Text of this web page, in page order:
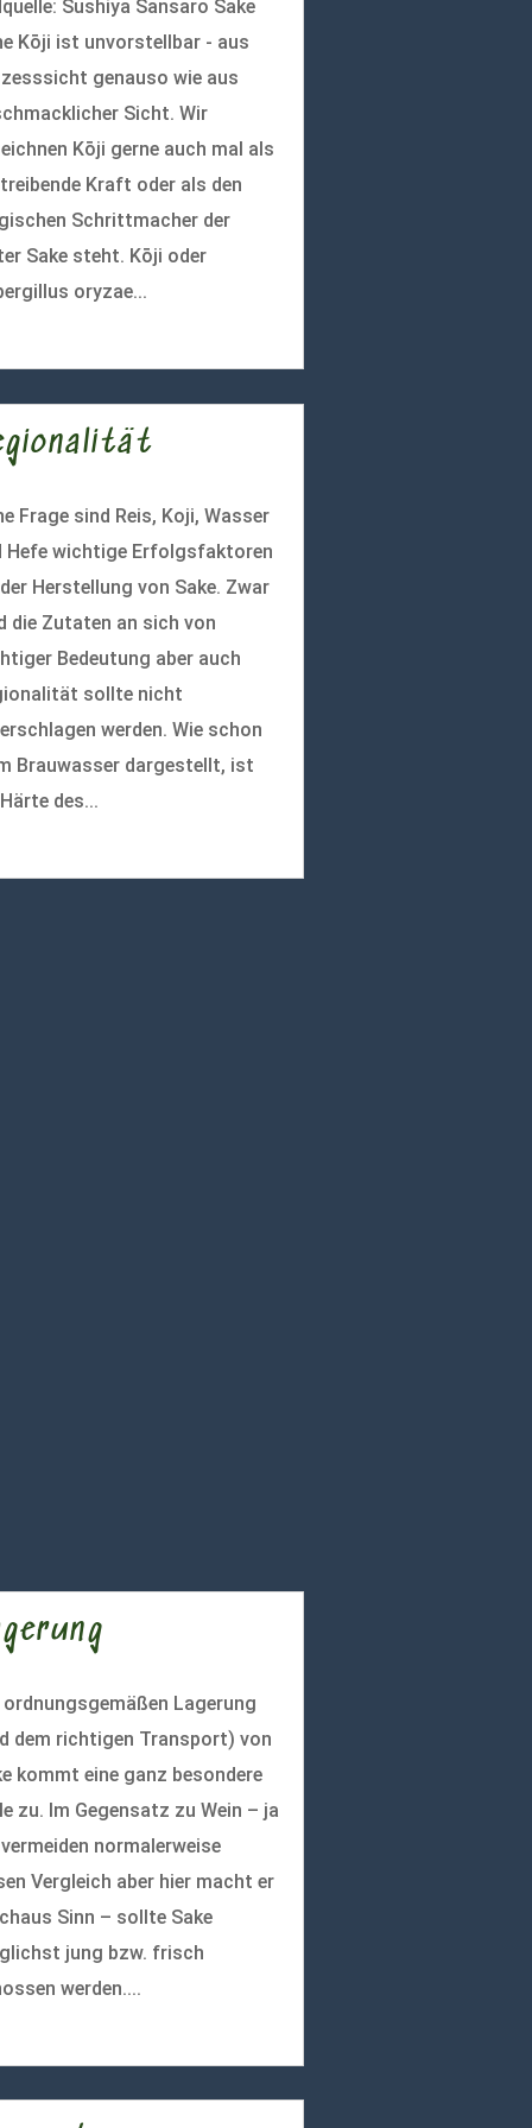
Sushiya Sansaro Sake
Kōji ist unvorstellbar - aus
genauso wie aus
Sicht. Wir
Kōji gerne auch mal als
Kraft oder als den
Schrittmacher der
Sake steht. Kōji oder
oryzae...
Frage sind Reis, Koji, Wasser
Hefe wichtige Erfolgsfaktoren
Herstellung von Sake. Zwar
die Zutaten an sich von
Bedeutung aber auch
sollte nicht
werden. Wie schon
Brauwasser dargestellt, ist
des...
ordnungsgemäßen Lagerung
dem richtigen Transport) von
kommt eine ganz besondere
zu. Im Gegensatz zu Wein – ja
normalerweise
Vergleich aber hier macht er
Sinn – sollte Sake
jung bzw. frisch
werden....